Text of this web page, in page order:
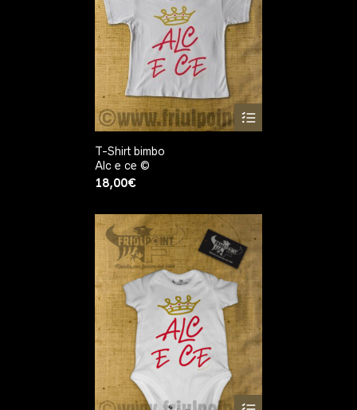
T-Shirt bimbo
Alc e ce ©
18,00€